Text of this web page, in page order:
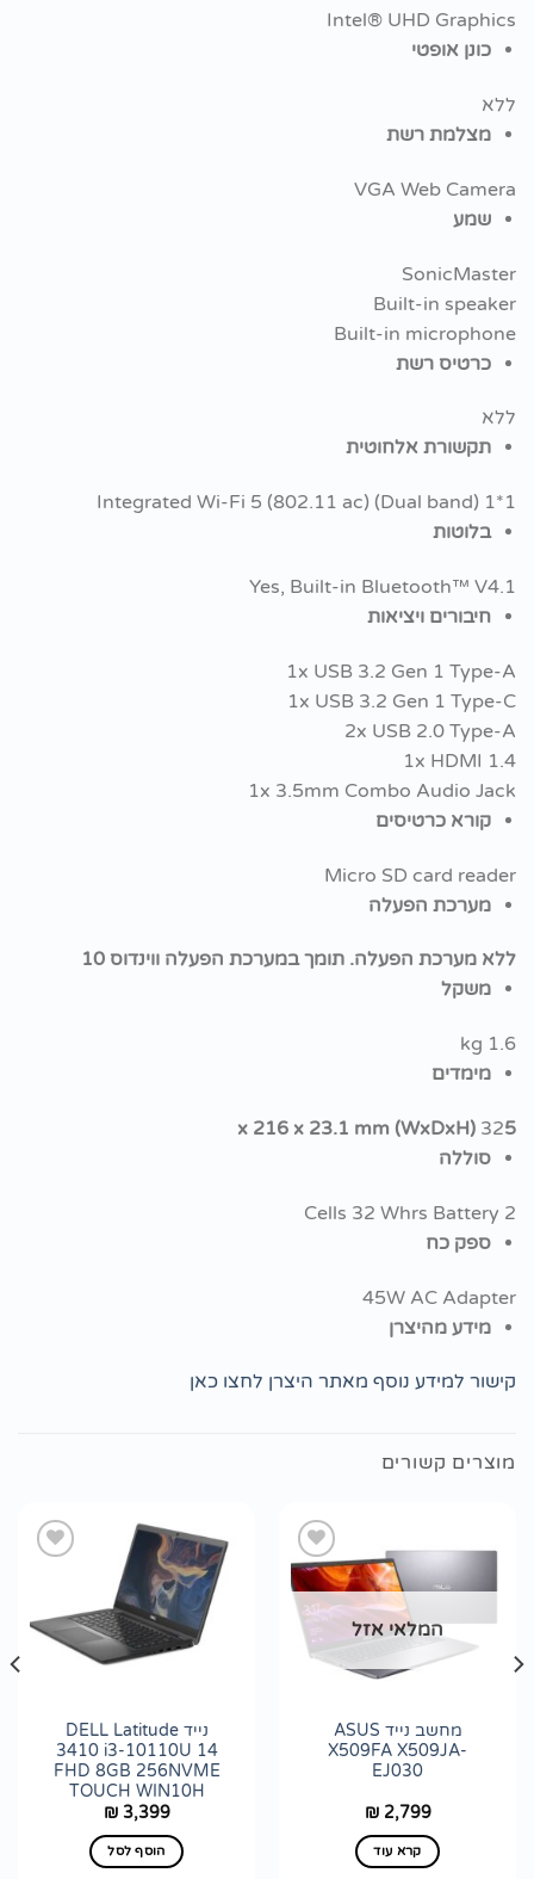
Intel® UHD Graphics
כונן אופטי
ללא
מצלמת רשת
VGA Web Camera
שמע
SonicMaster
Built-in speaker
Built-in microphone
כרטיס רשת
ללא
תקשורת אלחוטית
Integrated Wi-Fi 5 (802.11 ac) (Dual band) 1*1
בלוטות
Yes, Built-in Bluetooth™ V4.1
חיבורים ויציאות
1x USB 3.2 Gen 1 Type-A
1x USB 3.2 Gen 1 Type-C
2x USB 2.0 Type-A
1x HDMI 1.4
1x 3.5mm Combo Audio Jack
קורא כרטיסים
Micro SD card reader
מערכת הפעלה
ללא מערכת הפעלה. תומך במערכת הפעלה ווינדוס 10
משקל
1.6 kg
מימדים
325 x 216 x 23.1 mm (WxDxH)
סוללה
2 Cells 32 Whrs Battery
ספק כח
45W AC Adapter
מידע מהיצרן
קישור למידע נוסף מאתר היצרן לחצו כאן
מוצרים קשורים
הוסף
לרשימת
wishlist
המלאי אזל
מחשב נייד ASUS
X509FA X509JA-
EJ030
₪2,799
קרא עוד
הוסף
לרשימת
wishlist
נייד DELL Latitude
3410 i3-10110U 14
FHD 8GB 256NVME
TOUCH WIN10H
₪3,399
הוסף לסל